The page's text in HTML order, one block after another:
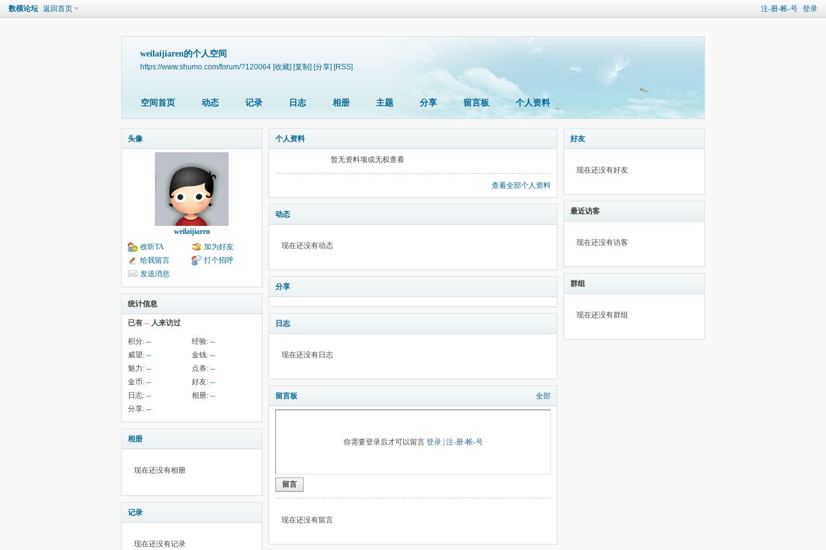
注-册-帐-号 登录
数模论坛 返回首页
weilaijiaren的个人空间
https://www.shumo.com/forum/?120064 [收藏] [复制] [分享] [RSS]
空间首页 动态 记录 日志 相册 主题 分享 留言板 个人资料
头像
weilaijiaren
收听TA
加为好友
给我留言
打个招呼
发送消息
统计信息
已有 -- 人来访过
积分: -- 经验: --
威望: -- 金钱: --
魅力: -- 点券: --
金币: -- 好友: --
日志: -- 相册: --
分享: --
相册
现在还没有相册
记录
现在还没有记录
个人资料
暂无资料项或无权查看
查看全部个人资料
动态
现在还没有动态
分享
日志
现在还没有日志
留言板 全部
你需要登录后才可以留言 登录| 注-册-帐-号
留言
现在还没有留言
好友
现在还没有好友
最近访客
现在还没有访客
群组
现在还没有群组